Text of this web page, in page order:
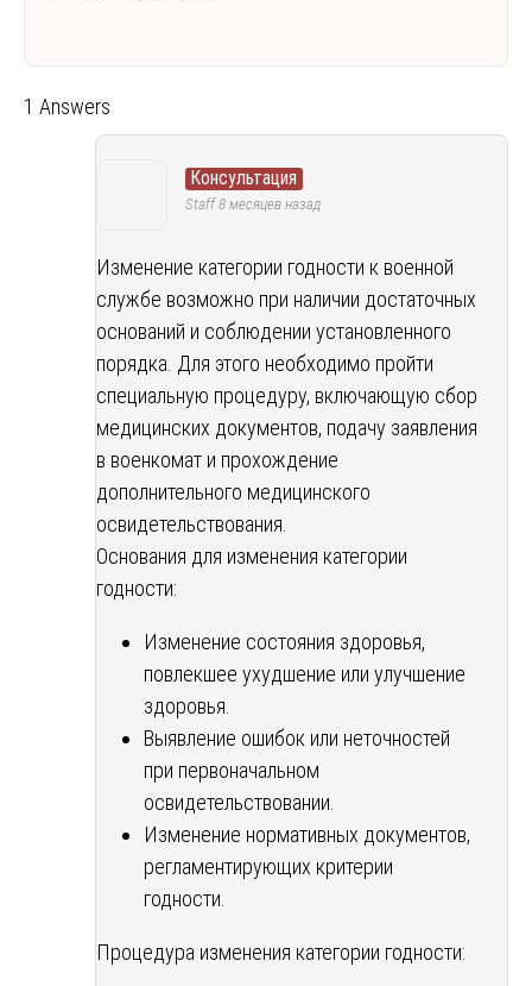
1 Answers
Консультация
Staff8 месяцев назад
Изменение категории годности к военной
службе возможно при наличии достаточных
оснований и соблюдении установленного
порядка. Для этого необходимо пройти
специальную процедуру, включающую сбор
медицинских документов, подачу заявления
в военкомат и прохождение
дополнительного медицинского
освидетельствования.
Основания для изменения категории
годности:
Изменение состояния здоровья,
повлекшее ухудшение или улучшение
здоровья.
Выявление ошибок или неточностей
при первоначальном
освидетельствовании.
Изменение нормативных документов,
регламентирующих критерии
годности.
Процедура изменения категории годности: